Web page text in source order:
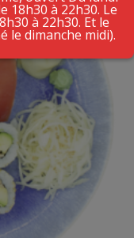
18h30 à 22h30. Le
à 22h30. Et le
le dimanche midi).